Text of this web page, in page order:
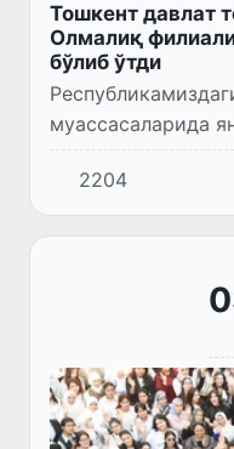
Тошкент давлат
Олмалиқ
бўлиб ўтди
муассасаларида
бошланиши
куни» тантанали
2204